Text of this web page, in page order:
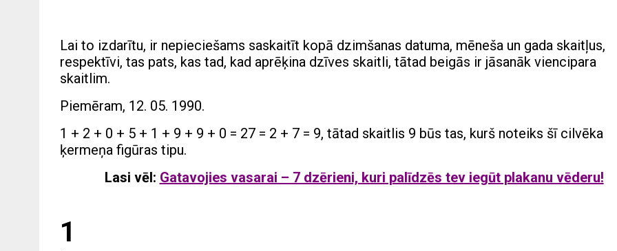
Lai to izdarītu, ir nepieciešams saskaitīt kopā dzimšanas datuma, mēneša un gada skaitļus,
respektīvi, tas pats, kas tad, kad aprēķina dzīves skaitli, tātad beigās ir jāsanāk viencipara
skaitlim.
Piemēram, 12. 05. 1990.
1 + 2 + 0 + 5 + 1 + 9 + 9 + 0 = 27 = 2 + 7 = 9, tātad skaitlis 9 būs tas, kurš noteiks šī cilvēka
ķermeņa figūras tipu.
Lasi vēl: Gatavojies vasarai – 7 dzērieni, kuri palīdzēs tev iegūt plakanu vēderu!
1